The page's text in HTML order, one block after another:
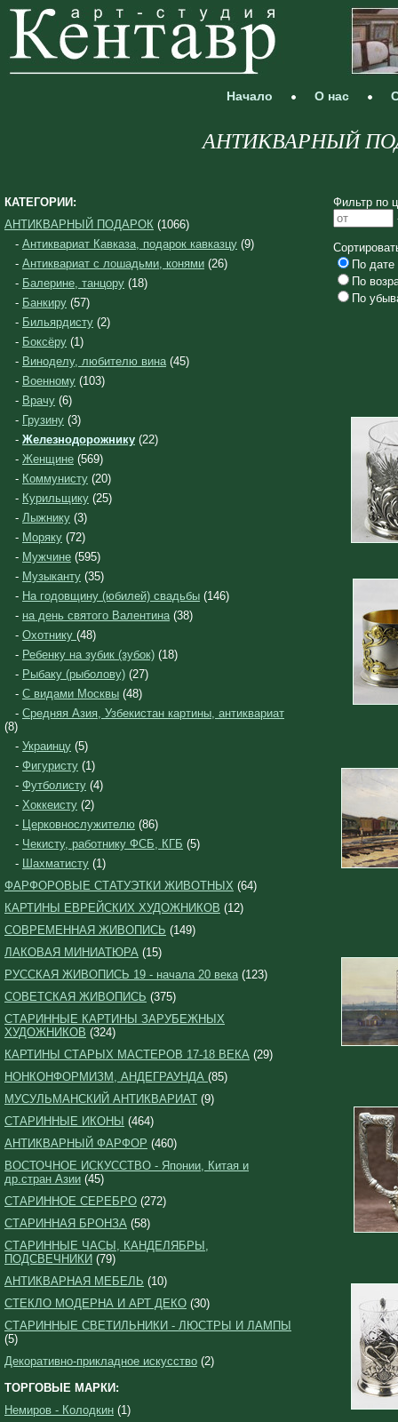
Начало О нас
АНТИКВАРНЫЙ
КАТЕГОРИИ:
АНТИКВАРНЫЙ ПОДАРОК (1066)
- Антиквариат Кавказа, подарок кавказцу (9)
- Антиквариат с лошадьми, конями (26)
- Балерине, танцору (18)
- Банкиру (57)
- Бильярдисту (2)
- Боксёру (1)
- Виноделу, любителю вина(45)
- Военному (103)
- Врачу (6)
- Грузину (3)
- Железнодорожнику (22)
- Женщине (569)
- Коммунисту (20)
- Курильщику (25)
- Лыжнику (3)
- Моряку (72)
- Мужчине (595)
- Музыканту (35)
- На годовщину (юбилей) свадьбы (146)
- на день святого Валентина(38)
- Охотнику (48)
- Ребенку на зубик (зубок) (18)
- Рыбаку (рыболову) (27)
- С видами Москвы (48)
- Средняя Азия, Узбекистан картины, антиквариат
(8)
- Украинцу (5)
- Фигуристу (1)
- Футболисту (4)
- Хоккеисту (2)
- Церковнослужителю (86)
- Чекисту, работнику ФСБ, КГБ (5)
- Шахматисту (1)
ФАРФОРОВЫЕ СТАТУЭТКИ ЖИВОТНЫХ (64)
КАРТИНЫ ЕВРЕЙСКИХ ХУДОЖНИКОВ (12)
СОВРЕМЕННАЯ ЖИВОПИСЬ (149)
ЛАКОВАЯ МИНИАТЮРА (15)
РУССКАЯ ЖИВОПИСЬ 19 - начала 20 века(123)
СОВЕТСКАЯ ЖИВОПИСЬ (375)
СТАРИННЫЕ КАРТИНЫ ЗАРУБЕЖНЫХ
ХУДОЖНИКОВ (324)
КАРТИНЫ СТАРЫХ МАСТЕРОВ 17-18 ВЕКА (29)
НОНКОНФОРМИЗМ, АНДЕГРАУНДА (85)
МУСУЛЬМАНСКИЙ АНТИКВАРИАТ (9)
СТАРИННЫЕ ИКОНЫ (464)
АНТИКВАРНЫЙ ФАРФОР (460)
ВОСТОЧНОЕ ИСКУССТВО - Японии, Китая и
др.стран Азии (45)
СТАРИННОЕ СЕРЕБРО (272)
СТАРИННАЯ БРОНЗА (58)
СТАРИННЫЕ ЧАСЫ, КАНДЕЛЯБРЫ,
ПОДСВЕЧНИКИ (79)
АНТИКВАРНАЯ МЕБЕЛЬ (10)
СТЕКЛО МОДЕРНА И АРТ ДЕКО (30)
СТАРИННЫЕ СВЕТИЛЬНИКИ - ЛЮСТРЫ И ЛАМПЫ
(5)
Декоративно-прикладное искусство (2)
ТОРГОВЫЕ МАРКИ:
Немиров - Колодкин (1)
Фильтр по
По дате
По
По